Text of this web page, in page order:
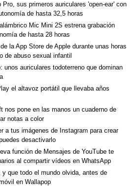
sus primeros auriculares 'open-ear' con
de hasta 32,5 horas
Mic Mini 2S estrena grabación
de hasta 28 horas
la App Store de Apple durante unas horas
de abuso sexual infantil
unos auriculares todoterreno que dominan
el altavoz portátil que llevaba años
nos pone en las manos un cuaderno de
notas a color
a tus imágenes de Instagram para crear
desactivarlo
función de Mensajes de YouTube te
al compartir vídeos en WhatsApp
y que todo el mundo olvida, antes de
en Wallapop